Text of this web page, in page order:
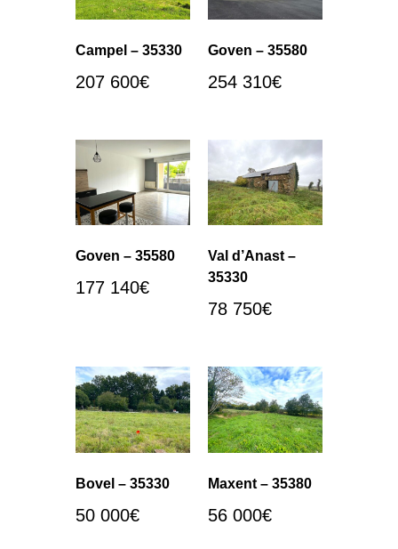
Campel – 35330
207 600€
Goven – 35580
254 310€
Goven – 35580
177 140€
Val d’Anast –
35330
78 750€
Bovel – 35330
50 000€
Maxent – 35380
56 000€